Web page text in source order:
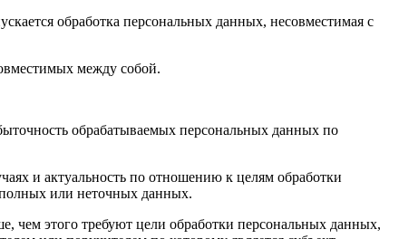
обработка персональных данных, несовместимая с
между собой.
обрабатываемых персональных данных по
и актуальность по отношению к целям обработки
или неточных данных.
чем этого требуют цели обработки персональных данных,